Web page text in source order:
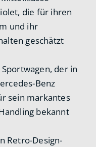
die für ihren
und ihr
geschätzt
Sportwagen, der in
Benz
sein markantes
bekannt
Retro-Design-